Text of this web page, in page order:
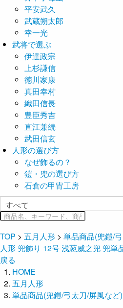
平安武久
武蔵朔太郎
幸一光
武将で選ぶ
伊達政宗
上杉謙信
徳川家康
真田幸村
織田信長
豊臣秀吉
直江兼続
武田信玄
人形の選び方
なぜ飾るの？
鎧・兜の選び方
石倉の甲冑工房
TOP > 五月人形 > 単品商品(兜鎧/
人形 兜飾り 12号 浅葱威之兜 兜単
戻る
HOME
五月人形
単品商品(兜鎧/弓太刀/屏風など)